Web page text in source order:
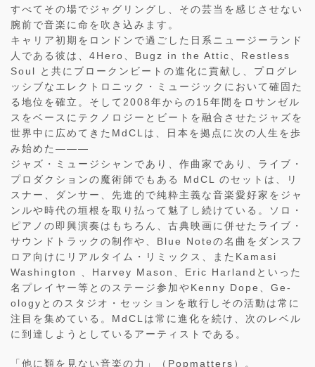
すべてその場でジャグリングし、その芸当を感じさせない
腕前で音楽に命を吹き込みます。
キャリア初期をロンドンで過ごした日系ニュージーランド
人である彼は、4Hero、Bugz in the Attic、Restless
Soul と共にブロークンビートの進化に貢献し、プログレ
ッシブなエレクトロニック・ミュージックにおいて確固た
る地位を確立。そして2008年からの15年間をロサンゼル
スをベースにテクノロジーとビートを融合させたジャズを
世界中に広めてきたMdCLは、日本を拠点に次の人生を歩
み始めた———
ジャズ・ミュージシャンであり、作曲家であり、ライブ・
プロダクションの魔術師でもある MdCL のセットは、リ
スナー、ダンサー、先進的で純粋主義な音楽愛好家をジャ
ンルや時代の垣根を取り払って魅了し続けている。ソロ・
ピアノの即興演奏はもちろん、古典映画に併せたライブ・
サウンドトラックの制作や、Blue Noteの名曲をダンスフ
ロア向けにリアルタイム・リミックス、またKamasi
Washington 、Harvey Mason、Eric Harlandといった
名プレイヤー等とのステージ参加やKenny Dope、Ge-
ologyとのスタジオ・セッションを敢行しその活動は常に
注目を集めている。MdCLは常に進化を続け、次のレベル
に到達しようとしているアーティストである。
「他に類を見ない音楽の力」（Popmatters）。